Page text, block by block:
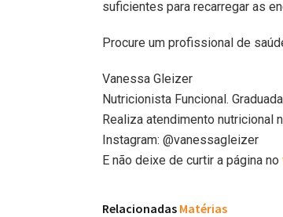
suficientes para recarregar as
Procure um profissional de
Vanessa Gleizer
Nutricionista Funcional.
Realiza atendimento nutricional
Instagram: @vanessagleizer
E não deixe de curtir a página no
Relacionadas Matérias